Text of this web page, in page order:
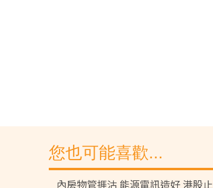
您也可能喜歡...
內房物管捱沽 能源電訊造好 港股止